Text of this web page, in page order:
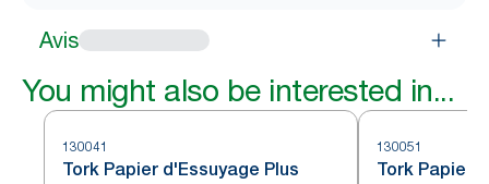
Avis
You might also be interested in...
130041
Tork Papier d'Essuyage Plus
130051
Tork Papier